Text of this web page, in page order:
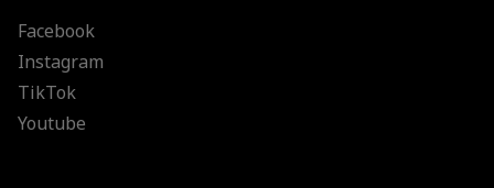
Facebook
Instagram
TikTok
Youtube